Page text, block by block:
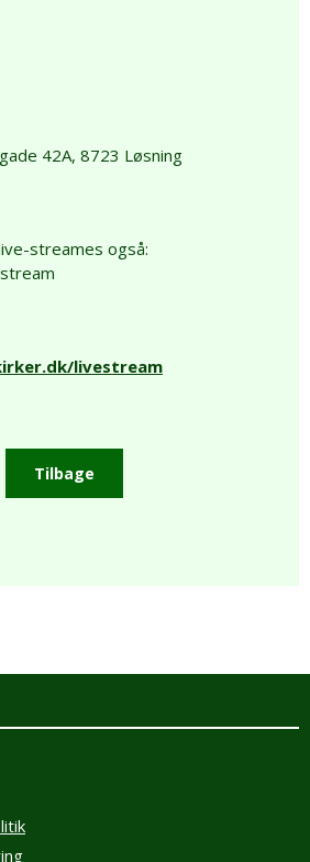
42A, 8723 Løsning
streames også:
livestream
Tilbage